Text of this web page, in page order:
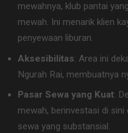
mewahnya, klub pantai
mewah. Ini menarik klien
penyewaan liburan.
Aksesibilitas: Area ini
Ngurah Rai, membuatnya
Pasar Sewa yang Kuat:
mewah, berinvestasi di
sewa yang substansial.